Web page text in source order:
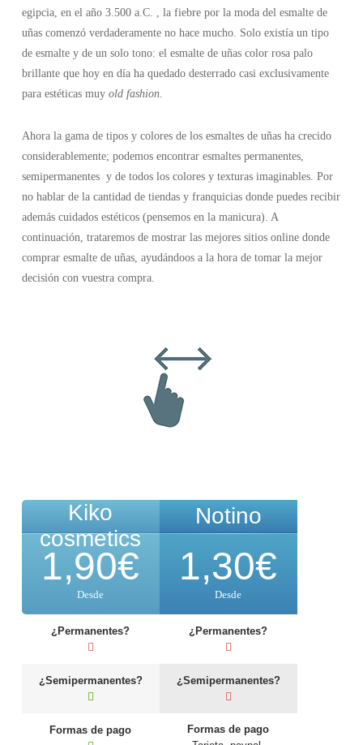
egipcia, en el año 3.500 a.C. , la fiebre por la moda del esmalte de
uñas comenzó verdaderamente no hace mucho. Solo existía un tipo
de esmalte y de un solo tono: el esmalte de uñas color rosa palo
brillante que hoy en día ha quedado desterrado casi exclusivamente
para estéticas muy old fashion.
Ahora la gama de tipos y colores de los esmaltes de uñas ha crecido
considerablemente; podemos encontrar esmaltes permanentes,
semipermanentes y de todos los colores y texturas imaginables. Por
no hablar de la cantidad de tiendas y franquicias donde puedes recibir
además cuidados estéticos (pensemos en la manicura). A
continuación, trataremos de mostrar las mejores sitios online donde
comprar esmalte de uñas, ayudándoos a la hora de tomar la mejor
decisión con vuestra compra.
Kiko
cosmetics
1,90€
Desde
¿Permanentes?
¿Semipermanentes?
Formas de pago
Notino
1,30€
Desde
¿Permanentes?
¿Semipermanentes?
Formas de pago